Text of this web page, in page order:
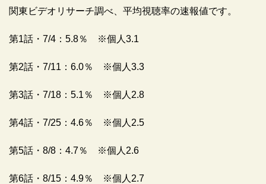
関東ビデオリサーチ調べ、平均視聴率の速報値です。
第1話・7/4：5.8％ ※個人3.1
第2話・7/11：6.0％ ※個人3.3
第3話・7/18：5.1％ ※個人2.8
第4話・7/25：4.6％ ※個人2.5
第5話・8/8：4.7％ ※個人2.6
第6話・8/15：4.9％ ※個人2.7